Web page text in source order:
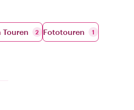
Touren 2 Fototouren 1